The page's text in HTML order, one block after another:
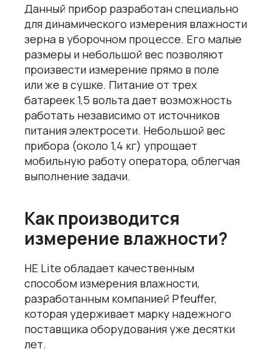
Данный прибор разработан специально
для динамического измерения влажности
зерна в уборочном процессе. Его малые
размеры и небольшой вес позволяют
произвести измерение прямо в поле
или же в сушке. Питание от трех
батареек 1,5 вольта дает возможность
работать независимо от источников
питания электросети. Небольшой вес
прибора (около 1,4 кг) упрощает
мобильную работу оператора, облегчая
выполнение задачи.
Как производится
измерение влажности?
HE Lite обладает качественным
способом измерения влажности,
разработанным компанией Pfeuffer,
которая удерживает марку надежного
поставщика оборудования уже десятки
лет.